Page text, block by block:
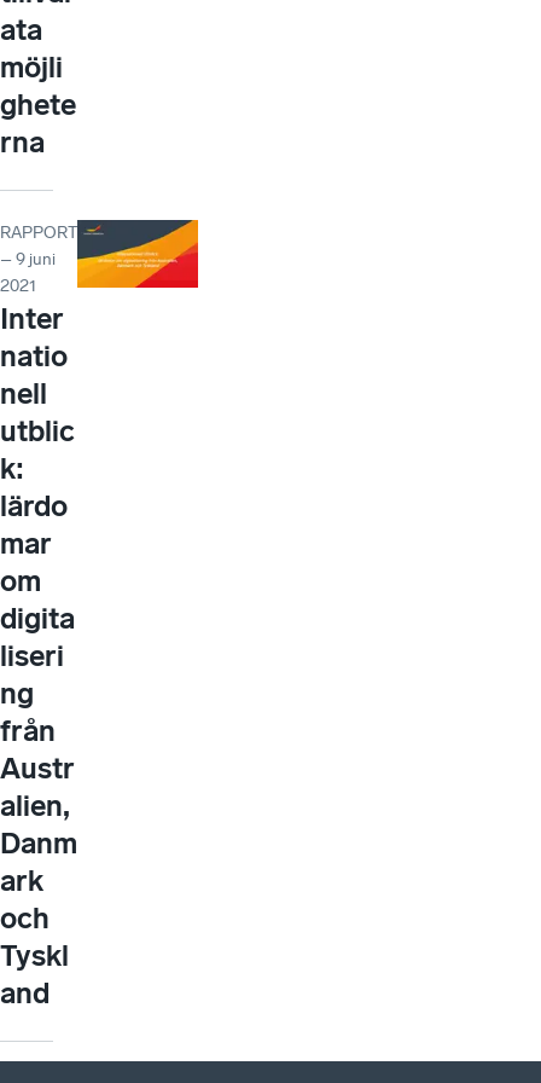
ata
möjli
ghete
rna
RAPPORT
– 9 juni
2021
Inter
natio
nell
utblic
k:
lärdo
mar
om
digita
liseri
ng
från
Austr
alien,
Danm
ark
och
Tyskl
and